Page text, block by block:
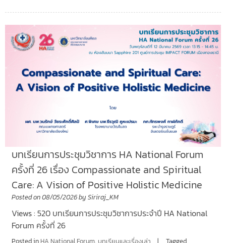
บทเรียนการประชุมวิชาการ HA National Forum
ครั้งที่ 26 เรื่อง Compassionate and Spiritual
Care: A Vision of Positive Holistic Medicine
Posted on08/05/2026by Siriraj_KM
Views : 520 บทเรียนการประชุมวิชาการประจำปี HA National
Forum ครั้งที่ 26
Posted in HA National Forum, บทเรียนและเรื่องเล่า
Tagged